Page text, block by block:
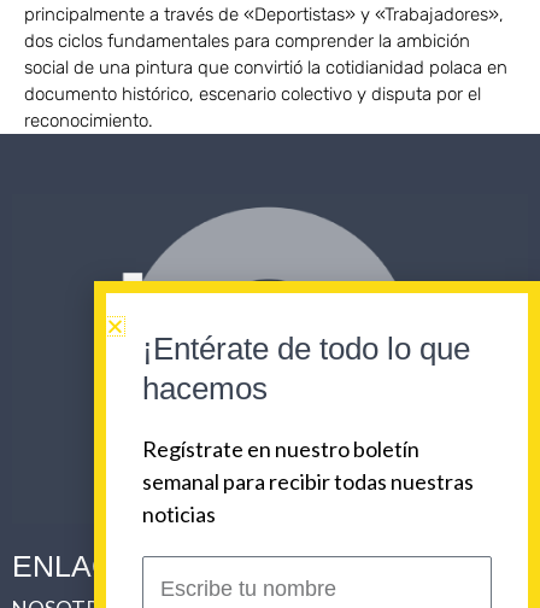
principalmente a través de «Deportistas» y «Trabajadores»,
dos ciclos fundamentales para comprender la ambición
social de una pintura que convirtió la cotidianidad polaca en
documento histórico, escenario colectivo y disputa por el
reconocimiento.
ENLACES CORPORATIVOS
¡Entérate de todo lo que
hacemos
Regístrate en nuestro boletín
semanal para recibir todas nuestras
noticias